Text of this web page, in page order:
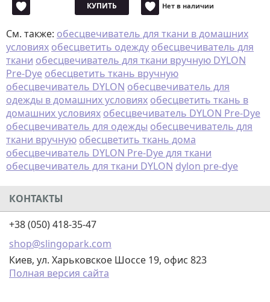
КУПИТЬ Нет в наличии
См. также: обесцвечиватель для ткани в домашних
условиях обесцветить одежду обесцвечиватель для
ткани обесцвечиватель для ткани вручную DYLON
Pre-Dye обесцветить ткань вручную
обесцвечиватель DYLON обесцвечиватель для
одежды в домашних условиях обесцветить ткань в
домашних условиях обесцвечиватель DYLON Pre-Dye
обесцвечиватель для одежды обесцвечиватель для
ткани вручную обесцветить ткань дома
обесцвечиватель DYLON Pre-Dye для ткани
обесцвечиватель для ткани DYLON dylon pre-dye
КОНТАКТЫ
+38 (050) 418-35-47
shop@slingopark.com
Киев, ул. Харьковское Шоссе 19, офис 823
Полная версия сайта